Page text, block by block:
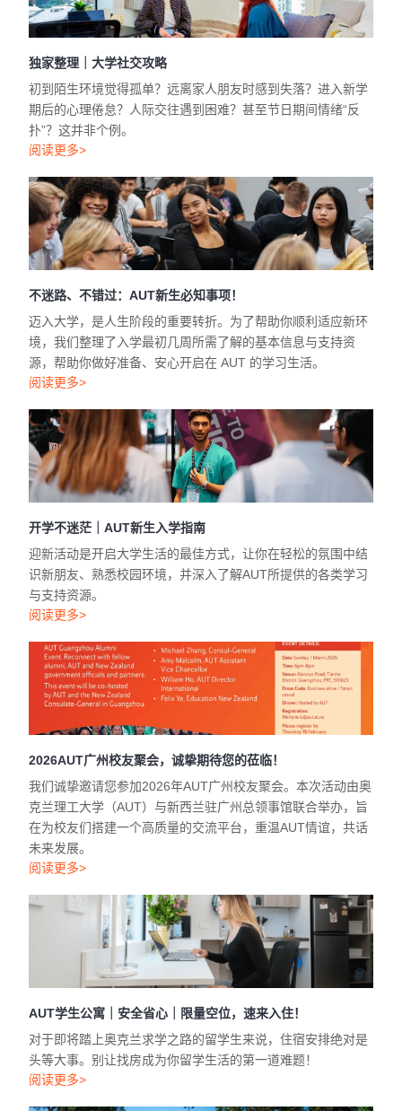
独家整理｜大学社交攻略
初到陌生环境觉得孤单？远离家人朋友时感到失落？进入新学
期后的心理倦怠？人际交往遇到困难？甚至节日期间情绪“反
扑”？这并非个例。
阅读更多>
不迷路、不错过：AUT新生必知事项！
迈入大学，是人生阶段的重要转折。为了帮助你顺利适应新环
境，我们整理了入学最初几周所需了解的基本信息与支持资
源，帮助你做好准备、安心开启在 AUT 的学习生活。
阅读更多>
开学不迷茫｜AUT新生入学指南
迎新活动是开启大学生活的最佳方式，让你在轻松的氛围中结
识新朋友、熟悉校园环境，并深入了解AUT所提供的各类学习
与支持资源。
阅读更多>
2026AUT广州校友聚会，诚挚期待您的莅临！
我们诚挚邀请您参加2026年AUT广州校友聚会。本次活动由奥
克兰理工大学（AUT）与新西兰驻广州总领事馆联合举办，旨
在为校友们搭建一个高质量的交流平台，重温AUT情谊，共话
未来发展。
阅读更多>
AUT学生公寓｜安全省心｜限量空位，速来入住！
对于即将踏上奥克兰求学之路的留学生来说，住宿安排绝对是
头等大事。别让找房成为你留学生活的第一道难题！
阅读更多>